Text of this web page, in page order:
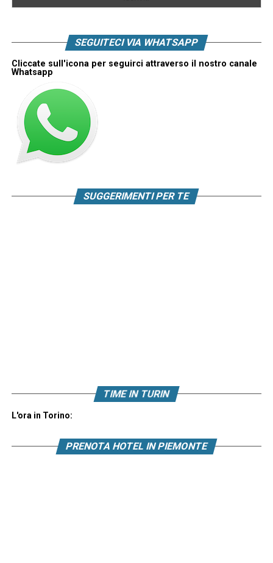
SEGUITECI VIA WHATSAPP
Cliccate sull'icona per seguirci attraverso il nostro canale
Whatsapp
SUGGERIMENTI PER TE
TIME IN TURIN
L'ora in Torino:
PRENOTA HOTEL IN PIEMONTE